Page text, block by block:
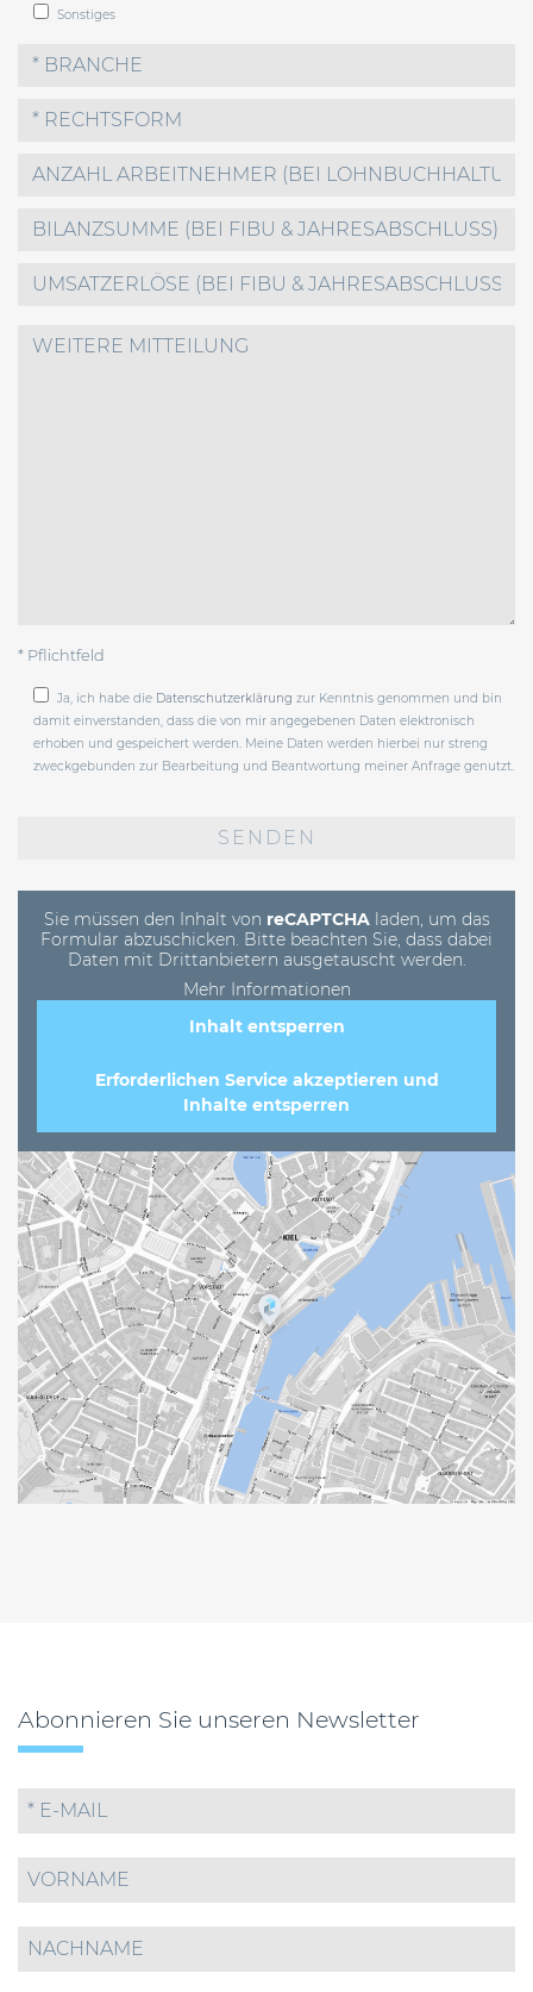
Sonstiges
* Pflichtfeld
Ja, ich habe die Datenschutzerklärung zur Kenntnis genommen und bin
damit einverstanden, dass die von mir angegebenen Daten elektronisch
erhoben und gespeichert werden. Meine Daten werden hierbei nur streng
zweckgebunden zur Bearbeitung und Beantwortung meiner Anfrage genutzt.
Sie müssen den Inhalt von reCAPTCHAladen, um das
Formular abzuschicken. Bitte beachten Sie, dass dabei
Daten mit Drittanbietern ausgetauscht werden.
Mehr Informationen
Inhalt entsperren
Erforderlichen Service akzeptieren und
Inhalte entsperren
Abonnieren Sie unseren Newsletter